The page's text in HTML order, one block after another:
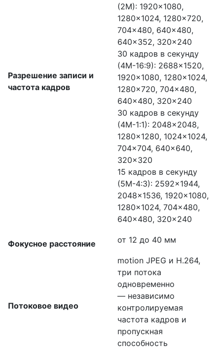
Разрешение записи и
частота кадров
(2М): 1920×1080,
1280×1024, 1280×720,
704×480, 640×480,
640×352, 320×240
30 кадров в секунду
(4M-16:9): 2688×1520,
1920×1080, 1280×1024,
1280×720, 704×480,
640×480, 320×240
30 кадров в секунду
(4M-1:1): 2048×2048,
1280×1280, 1024×1024,
704×704, 640×640,
320×320
15 кадров в секунду
(5M-4:3): 2592×1944,
2048×1536, 1920×1080,
1280×1024, 704×480,
640×480, 320×240
Фокусное расстояние от 12 до 40 мм
Потоковое видео
motion JPEG и H.264,
три потока
одновременно
— независимо
контролируемая
частота кадров и
пропускная
способность